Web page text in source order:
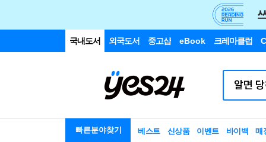
국내도서 외국도서 중고샵 eBook 크레마클럽
빠른분야찾기 베스트 신상품 이벤트 바이백 매